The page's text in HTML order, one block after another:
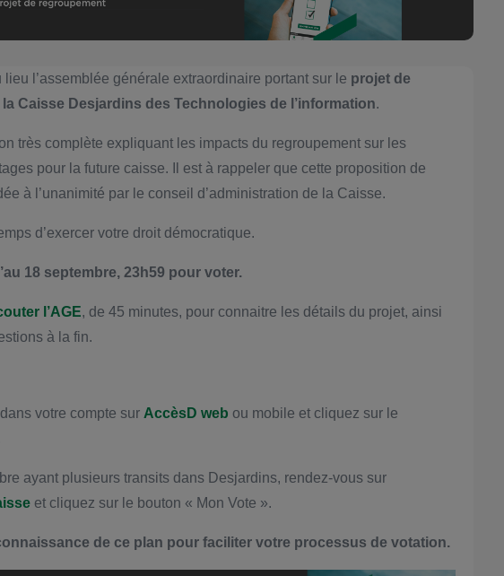
lieu l’assemblée générale extraordinaire portant sur le projet de
Caisse Desjardins des Technologies de l’information.
très complète expliquant les impacts du regroupement sur les
pour la future caisse. Il est à rappeler que cette proposition de
à l’unanimité par le conseil d’administration de la Caisse.
d’exercer votre droit démocratique.
18 septembre, 23h59 pour voter.
l’AGE, de 45 minutes, pour connaitre les détails du projet, ainsi
à la fin.
votre compte surAccèsD web ou mobile et cliquez sur le
ayant plusieurs transits dans Desjardins, rendez-vous sur
et cliquez sur le bouton « Mon Vote ».
de ce plan pour faciliter votre processus de votation.